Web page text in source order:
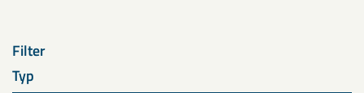
Filter
Typ